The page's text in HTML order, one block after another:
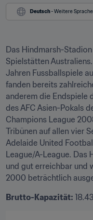
Deutsch - Weitere
Das Hindmarsh-
Spielstätten
Jahren Fussballspiele
fanden bereits
anderem die Endspiele
des AFC Asien-Pokals
Champions League
Tribünen auf allen vier
Adelaide United
League/A-League.
und gut erreichbar und
2000 beträchtlich
Brutto-Kapazität: